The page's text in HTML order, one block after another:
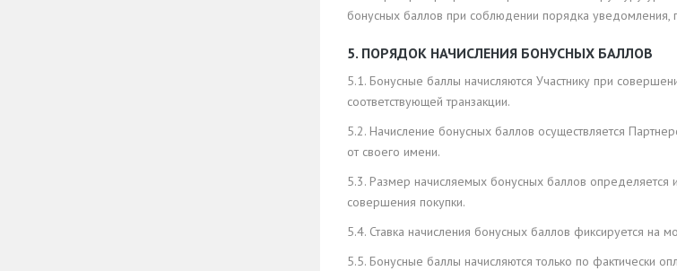
бонусных баллов при соблюдении порядка
5. ПОРЯДОК НАЧИСЛЕНИЯ БОНУСНЫХ БАЛЛОВ
5.1. Бонусные баллы начисляются Участнику при
соответствующей транзакции.
5.2. Начисление бонусных баллов осуществляется
от своего имени.
5.3. Размер начисляемых бонусных баллов определяется
совершения покупки.
5.4. Ставка начисления бонусных баллов фиксируется
5.5. Бонусные баллы начисляются только по фактически